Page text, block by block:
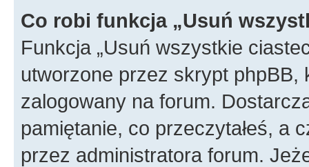
Co robi funkcja „Usuń
Funkcja „Usuń wszystkie
utworzone przez skrypt
zalogowany na forum.
pamiętanie, co przeczytałeś, a
przez administratora forum.